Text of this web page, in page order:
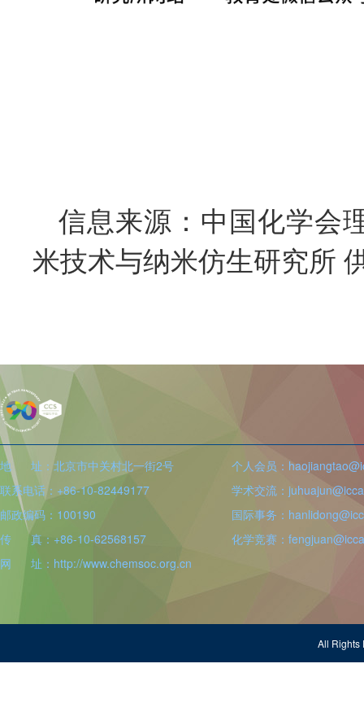
信息来源：中国化学
米技术与纳米仿生研究所
地 址：北京市中关村北一街2号
联系电话：+86-10-82449177
邮政编码：100190
传 真：+86-10-62568157
网 址：http://www.chemsoc.org.cn
个人会员：
学术交流：
国际事务：
化学竞赛：
All Rights